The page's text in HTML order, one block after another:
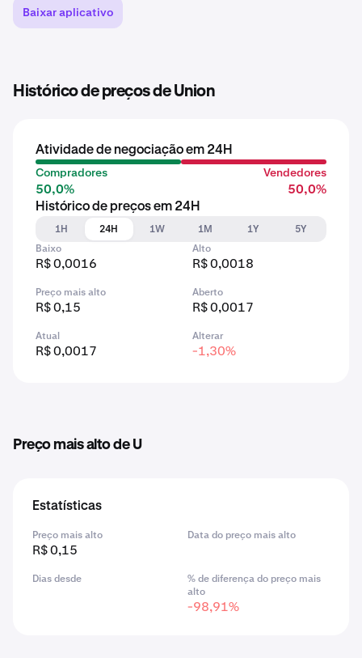
Baixar aplicativo
Histórico de preços de Union
Atividade de negociação em 24H
Compradores
50,0%
Vendedores
50,0%
Histórico de preços em 24H
1H
24H 1W 1M 1Y
5Y
Baixo
R$ 0,0016
Alto
R$ 0,0018
Preço mais alto
R$ 0,15
Aberto
R$ 0,0017
Atual
R$ 0,0017
Alterar
-1,30%
Preço mais alto de U
Estatísticas
Preço mais alto
R$ 0,15
Data do preço mais alto
Dias desde
% de diferença do preço mais
alto
-98,91%